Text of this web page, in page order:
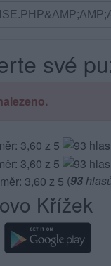
své
(93
Křížek